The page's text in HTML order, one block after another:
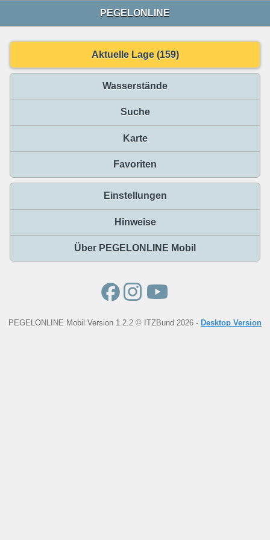
PEGELONLINE
Aktuelle Lage (159)
Wasserstände
Suche
Karte
Favoriten
Einstellungen
Hinweise
Über PEGELONLINE Mobil
PEGELONLINE Mobil Version 1.2.2 © ITZBund 2026 - Desktop Version